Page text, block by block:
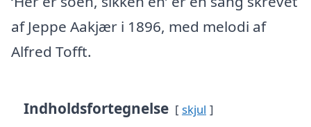
af Jeppe Aakjær i 1896, med melodi af
Alfred Tofft.
Indholdsfortegnelse skjul